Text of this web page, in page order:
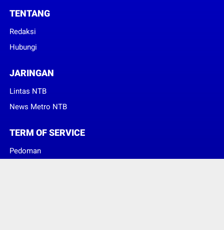
TENTANG
Redaksi
Hubungi
JARINGAN
Lintas NTB
News Metro NTB
TERM OF SERVICE
Pedoman